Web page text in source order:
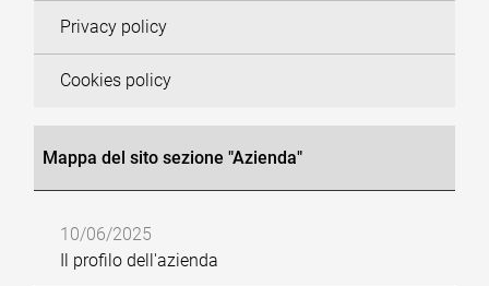
Privacy policy
Cookies policy
Mappa del sito sezione "Azienda"
10/06/2025
Il profilo dell'azienda